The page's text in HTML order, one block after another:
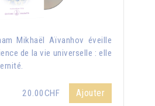
Mikhaël Aïvanhov éveille
de la vie universelle : elle
20.00CHF Ajouter